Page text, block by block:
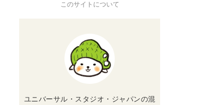
このサイトについて
ユニバーサル・スタジオ・ジャパンの混